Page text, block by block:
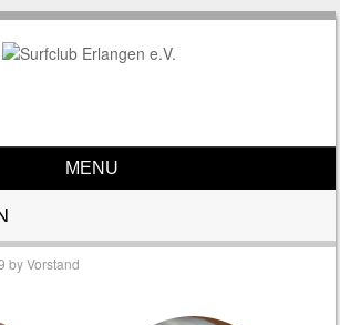
MENU
byVorstand